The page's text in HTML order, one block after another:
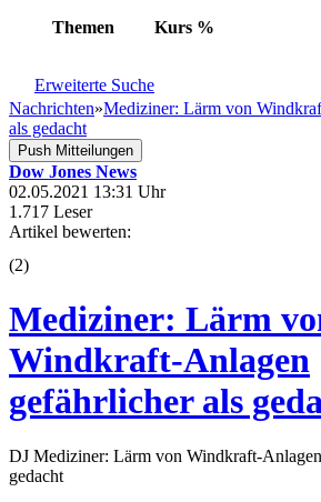
Themen Kurs %
Erweiterte Suche
Nachrichten»Mediziner: Lärm von
als gedacht
Push Mitteilungen
Dow Jones News
02.05.2021 13:31 Uhr
1.717 Leser
Artikel bewerten:
(2)
Mediziner: Lärm
Windkraft-Anlagen
gefährlicher als
DJ Mediziner: Lärm von Windkraft-
gedacht